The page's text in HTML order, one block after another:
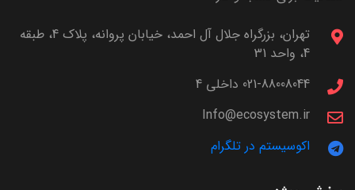
تهران، بزرگراه جلال آل احمد، خیابان پروانه، پلاک 4، طبقه
4، واحد 31
021-88008044 داخلی 4
Info@ecosystem.ir
اکوسیستم در تلگرام